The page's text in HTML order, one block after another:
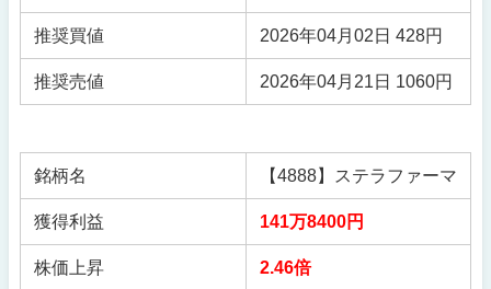
推奨買値 2026年04月02日 428円
推奨売値 2026年04月21日 1060円
銘柄名 【4888】ステラファーマ
獲得利益 141万8400円
株価上昇 2.46倍